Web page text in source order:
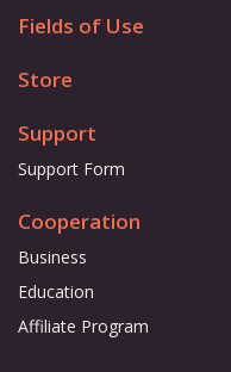
Fields of Use
Store
Support
Support Form
Cooperation
Business
Education
Affiliate Program